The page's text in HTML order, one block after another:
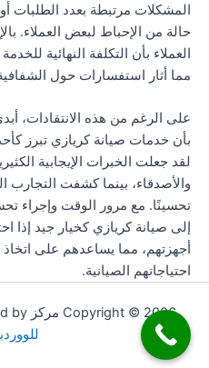
المشكلات مرتبطة بعدد الطلبات
حالة من الإحباط لبعض العملاء.
العملاء بأن التكلفة النهائية
مما أثار استفسارات حول
على الرغم من هذه الانتقادات،
بأن خدمات صيانة كريازي تبرز
لقد جعلت الخبرات الإيجابية
والأصدقاء، بينما كشفت التجارب
تحسينًا. مع مرور الوقت وإجراء
إلى صيانة كريازي كخيار جيد إذا
أجهزتهم، مما يساعدهم على
احتياجاتهم الصيانية.
Copyright © 2026 مركز Repair | Powered by